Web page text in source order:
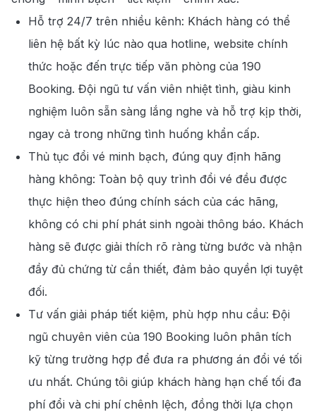
Hỗ trợ 24/7 trên nhiều kênh: Khách hàng có thể
liên hệ bất kỳ lúc nào qua hotline, website chính
thức hoặc đến trực tiếp văn phòng của 190
Booking. Đội ngũ tư vấn viên nhiệt tình, giàu kinh
nghiệm luôn sẵn sàng lắng nghe và hỗ trợ kịp thời,
ngay cả trong những tình huống khẩn cấp.
Thủ tục đổi vé minh bạch, đúng quy định hãng
hàng không: Toàn bộ quy trình đổi vé đều được
thực hiện theo đúng chính sách của các hãng,
không có chi phí phát sinh ngoài thông báo. Khách
hàng sẽ được giải thích rõ ràng từng bước và nhận
đầy đủ chứng từ cần thiết, đảm bảo quyền lợi tuyệt
đối.
Tư vấn giải pháp tiết kiệm, phù hợp nhu cầu: Đội
ngũ chuyên viên của 190 Booking luôn phân tích
kỹ từng trường hợp để đưa ra phương án đổi vé tối
ưu nhất. Chúng tôi giúp khách hàng hạn chế tối đa
phí đổi và chi phí chênh lệch, đồng thời lựa chọn